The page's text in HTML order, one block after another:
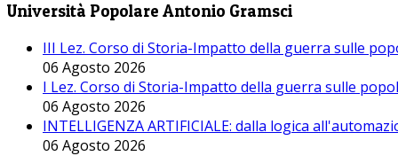
Università Popolare Antonio Gramsci
III Lez. Corso di Storia-Impatto della guerra sulle
06 Agosto 2026
I Lez. Corso di Storia-Impatto della guerra sulle
06 Agosto 2026
INTELLIGENZA ARTIFICIALE: dalla logica
06 Agosto 2026